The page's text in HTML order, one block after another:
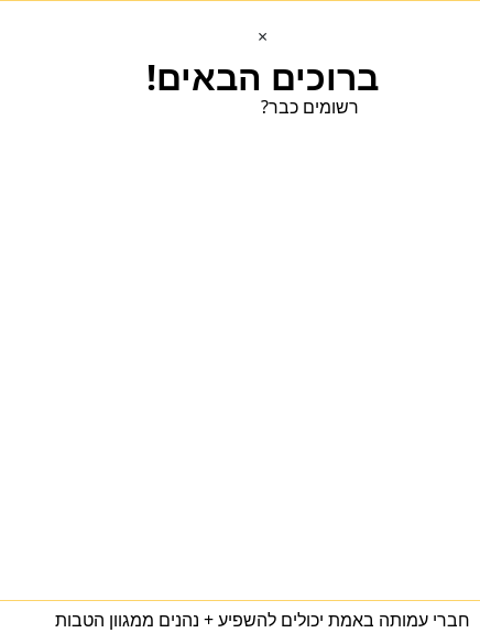
×
ברוכים הבאים!
רשומים כבר?
חברי עמותה באמת יכולים להשפיע + נהנים ממגוון הטבות